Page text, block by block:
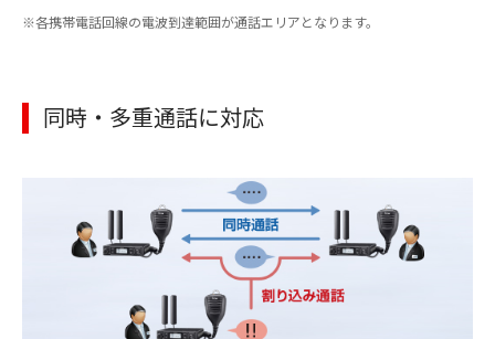
各携帯電話回線の電波到達範囲が通話エリアとなります。
同時・多重通話に対応